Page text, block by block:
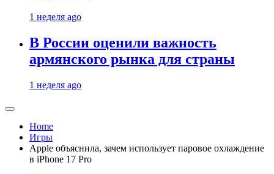
1 неделя ago
В России оценили важность
армянского рынка для страны
1 неделя ago
Home
Игры
Apple объяснила, зачем использует паровое охлаждение
в iPhone 17 Pro